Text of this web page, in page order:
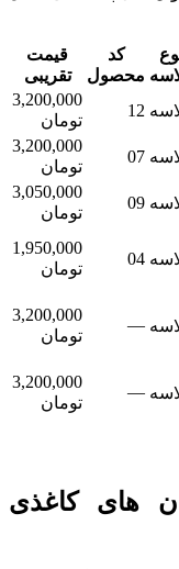
کد
محصول
قیمت
تقریبی
12
3,200,000
تومان
07
3,200,000
تومان
09
3,050,000
تومان
04
1,950,000
تومان
—
3,200,000
تومان
—
3,200,000
تومان
های کاغذی